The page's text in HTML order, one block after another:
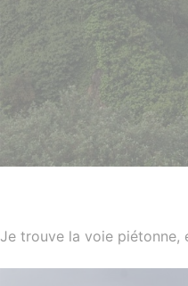
Je trouve la voie piétonne,